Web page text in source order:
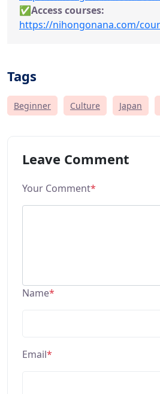
✅Access courses:
https://nihongonana.com/
Tags
Beginner Culture Japan
Leave Comment
Your Comment*
Name*
Email*